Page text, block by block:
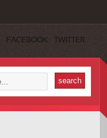
FACEBOOK TWITTER